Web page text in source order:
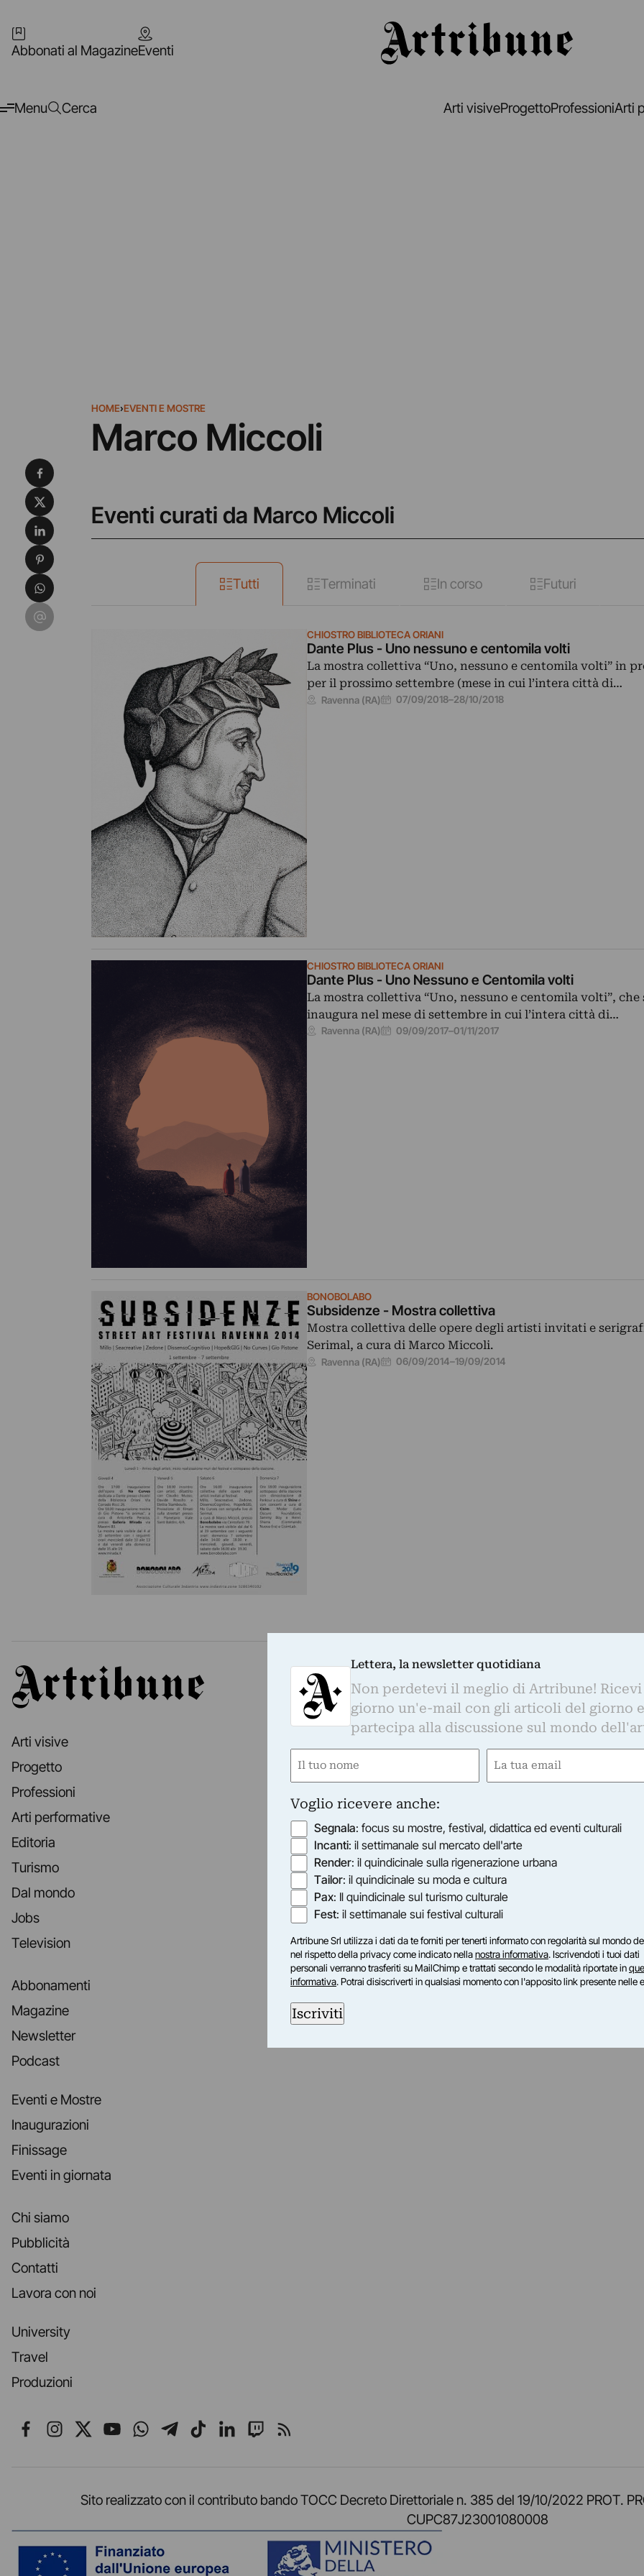
Abbonati al MagazineEventi
Menu Cerca Arti visiveProgettoProfessioniArti
HOME›EVENTI E MOSTRE
Marco Miccoli
Eventi curati da Marco Miccoli
Tutti Terminati In corso Futuri
CHIOSTRO BIBLIOTECA ORIANI
Dante Plus - Uno nessuno e centomila volti
La mostra collettiva “Uno, nessuno e centomila volti” in
per il prossimo settembre (mese in cui l’intera città di…
Ravenna (RA) 07/09/2018–28/10/2018
CHIOSTRO BIBLIOTECA ORIANI
Dante Plus - Uno Nessuno e Centomila volti
La mostra collettiva “Uno, nessuno e centomila volti”, che
inaugura nel mese di settembre in cui l’intera città di…
Ravenna (RA) 09/09/2017–01/11/2017
BONOBOLABO
Subsidenze - Mostra collettiva
Mostra collettiva delle opere degli artisti invitati e
Serimal, a cura di Marco Miccoli.
Ravenna (RA) 06/09/2014–19/09/2014
Condividi su Facebook
Condividi su X
Condividi su LinkedIn
Condividi su Pinterest
Condividi su WhatsApp
Condividi su Email
Artribune
Arti visive
Progetto
Professioni
Arti performative
Editoria
Turismo
Dal mondo
Jobs
Television
Abbonamenti
Magazine
Newsletter
Podcast
Eventi e Mostre
Inaugurazioni
Finissage
Eventi in giornata
Chi siamo
Pubblicità
Contatti
Lavora con noi
University
Travel
Produzioni
Seguici su Facebook
Seguici su Instagram
Seguici su X
Seguici su YouTube
Seguici su WhatsApp
Seguici su Telegram
Seguici su TikTok
Seguici su LinkedIn
Seguici su Twitch
Seguici su Rss
Sito realizzato con il contributo bando TOCC Decreto Direttoriale n. 385 del 19/10/2022 PROT.
CUPC87J23001080008
Lettera, la newsletter quotidiana
Non perdetevi il meglio di Artribune!
giorno un'e-mail con gli articoli del giorno
partecipa alla discussione sul mondo
Nome
Email
Voglio ricevere anche:
Segnala: focus su mostre, festival, didattica ed eventi culturali
Incanti: il settimanale sul mercato dell'arte
Render: il quindicinale sulla rigenerazione urbana
Tailor: il quindicinale su moda e cultura
Pax: Il quindicinale sul turismo culturale
Fest: il settimanale sui festival culturali
Artribune Srl utilizza i dati da te forniti per tenerti informato con regolarità sul mondo
nel rispetto della privacy come indicato nellanostra informativa. Iscrivendoti i tuoi dati
personali verranno trasferiti su MailChimp e trattati secondo le modalità riportate in
informativa. Potrai disiscriverti in qualsiasi momento con l'apposito link presente nelle
Iscriviti